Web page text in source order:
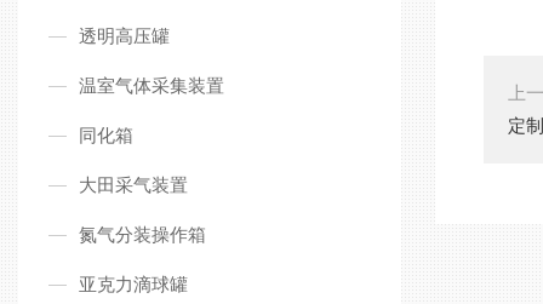
透明高压罐
温室气体采集装置
同化箱
大田采气装置
氮气分装操作箱
亚克力滴球罐
上
定